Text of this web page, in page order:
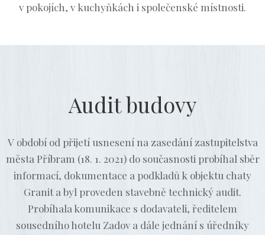
v pokojích, v kuchyňkách i společenské místnosti.
Audit budovy
V období od přijetí usnesení na zasedání zastupitelstva
města Příbram (18. 1. 2021) do současnosti probíhal sběr
informací, dokumentace a podkladů k objektu chaty
Granit a byl proveden stavebně technický audit.
Probíhala komunikace s dodavateli, ředitelem
sousedního hotelu Zadov a dále jednání s úředníky